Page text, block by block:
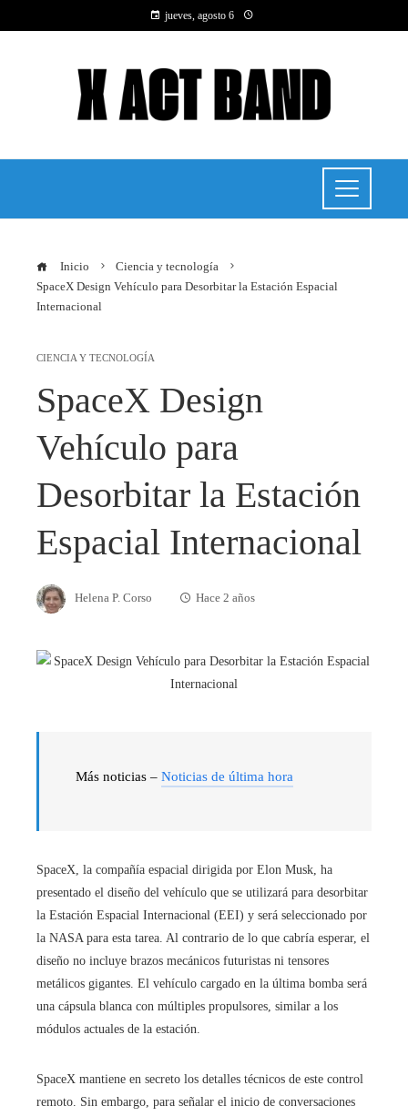
jueves, agosto 6
Inicio
Ciencia y tecnología
SpaceX Design Vehículo para Desorbitar la Estación Espacial
Internacional
CIENCIA Y TECNOLOGÍA
SpaceX Design
Vehículo para
Desorbitar la Estación
Espacial Internacional
Helena P. Corso Hace 2 años
Más noticias – Noticias de última hora
SpaceX, la compañía espacial dirigida por Elon Musk, ha
presentado el diseño del vehículo que se utilizará para desorbitar
la Estación Espacial Internacional (EEI) y será seleccionado por
la NASA para esta tarea. Al contrario de lo que cabría esperar, el
diseño no incluye brazos mecánicos futuristas ni tensores
metálicos gigantes. El vehículo cargado en la última bomba será
una cápsula blanca con múltiples propulsores, similar a los
módulos actuales de la estación.
SpaceX mantiene en secreto los detalles técnicos de este control
remoto. Sin embargo, para señalar el inicio de conversaciones